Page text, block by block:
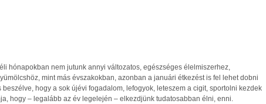
hónapokban nem jutunk annyi változatos, egészséges élelmiszerhez,
mint más évszakokban, azonban a januári étkezést is fel lehet dobni
beszélve, hogy a sok újévi fogadalom, lefogyok, leteszem a cigit, sportolni kezdek
hogy – legalább az év legelején – elkezdjünk tudatosabban élni, enni.